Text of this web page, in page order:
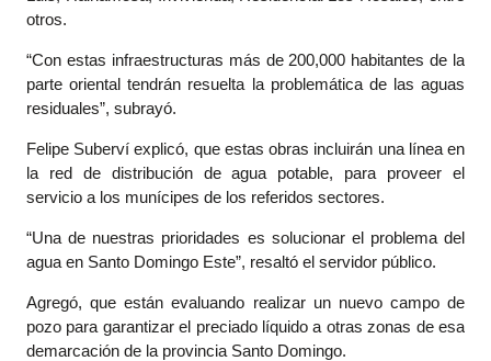
otros.
“Con estas infraestructuras más de 200,000 habitantes de la
parte oriental tendrán resuelta la problemática de las aguas
residuales”, subrayó.
Felipe Suberví explicó, que estas obras incluirán una línea en
la red de distribución de agua potable, para proveer el
servicio a los munícipes de los referidos sectores.
“Una de nuestras prioridades es solucionar el problema del
agua en Santo Domingo Este”, resaltó el servidor público.
Agregó, que están evaluando realizar un nuevo campo de
pozo para garantizar el preciado líquido a otras zonas de esa
demarcación de la provincia Santo Domingo.